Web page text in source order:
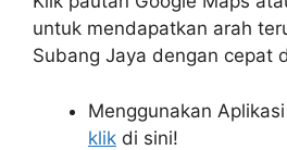
untuk mendapatkan arah
Subang Jaya dengan cepat
Menggunakan
klik di sini!